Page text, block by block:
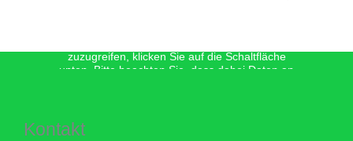
zuzugreifen, klicken Sie auf die Schaltfläche
unten. Bitte beachten Sie, dass dabei Daten an
Kontakt